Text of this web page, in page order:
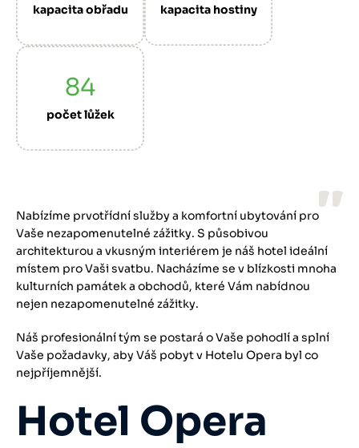
kapacita obřadu kapacita hostiny
84
počet lůžek
Nabízíme prvotřídní služby a komfortní ubytování pro
Vaše nezapomenutelné zážitky. S působivou
architekturou a vkusným interiérem je náš hotel ideální
místem pro Vaši svatbu. Nacházíme se v blízkosti mnoha
kulturních památek a obchodů, které Vám nabídnou
nejen nezapomenutelné zážitky.
Náš profesionální tým se postará o Vaše pohodlí a splní
Vaše požadavky, aby Váš pobyt v Hotelu Opera byl co
nejpříjemnější.
Hotel Opera